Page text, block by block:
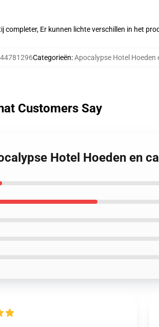
completer, Er kunnen lichte verschillen in het
Categorieën:Apocalypse Hotel Hoeden
Customers Say
Hotel Hoeden en